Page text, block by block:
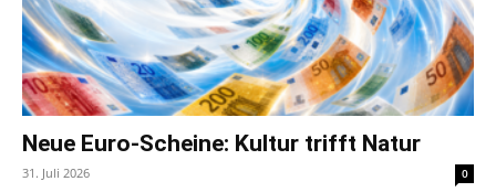
Neue Euro-Scheine: Kultur trifft Natur
31. Juli 2026 0